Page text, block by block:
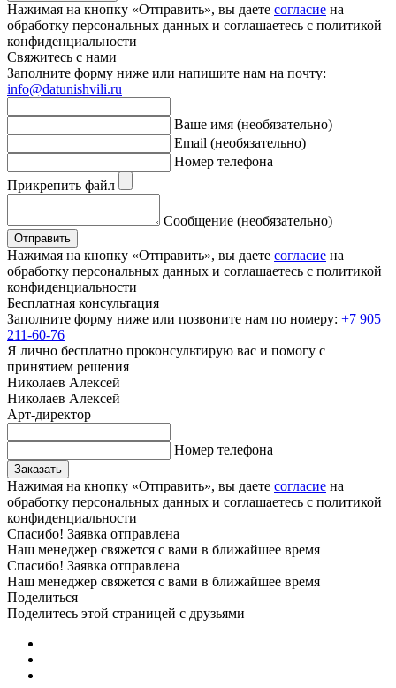
Нажимая на кнопку «Отправить», вы даете согласие на
обработку персональных данных и соглашаетесь с политикой
конфиденциальности
Свяжитесь с нами
Заполните форму ниже или напишите нам на почту:
info@datunishvili.ru
Ваше имя (необязательно)
Email (необязательно)
Номер телефона
Прикрепить файл
Сообщение (необязательно)
Отправить
Нажимая на кнопку «Отправить», вы даете согласие на
обработку персональных данных и соглашаетесь с политикой
конфиденциальности
Бесплатная консультация
Заполните форму ниже или позвоните нам по номеру: +7 905
211-60-76
Я лично бесплатно проконсультирую вас и помогу с
принятием решения
Николаев Алексей
Николаев Алексей
Арт-директор
Номер телефона
Заказать
Нажимая на кнопку «Отправить», вы даете согласие на
обработку персональных данных и соглашаетесь с политикой
конфиденциальности
Спасибо! Заявка отправлена
Наш менеджер свяжется с вами в ближайшее время
Спасибо! Заявка отправлена
Наш менеджер свяжется с вами в ближайшее время
Поделиться
Поделитесь этой страницей с друзьями